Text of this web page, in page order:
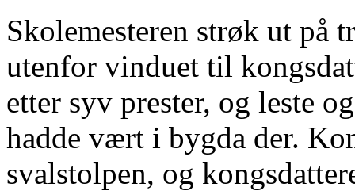
Skolemesteren strøk ut på
utenfor vinduet til
etter syv prester, og leste
hadde vært i bygda der.
svalstolpen, og